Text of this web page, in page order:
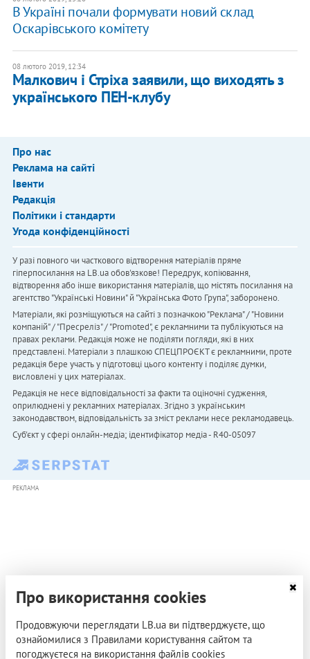
В Україні почали формувати новий склад
Оскарівського комітету
08 лютого 2019, 12:34
Малкович і Стріха заявили, що виходять з
українського ПЕН-клубу
Про нас
Реклама на сайті
Івенти
Редакція
Політики і стандарти
Угода конфіденційності
У разі повного чи часткового відтворення матеріалів пряме
гіперпосилання на LB.ua обов'язкове! Передрук, копіювання,
відтворення або інше використання матеріалів, що містять посилання на
агентство "Українськi Новини" й "Українська Фото Група", заборонено.
Матеріали, які розміщуються на сайті з позначкою "Реклама" / "Новини
компаній" / "Пресреліз" / "Promoted", є рекламними та публікуються на
правах реклами. Редакція може не поділяти погляди, які в них
представлені. Матеріали з плашкою СПЕЦПРОЄКТ є рекламними, проте
редакція бере участь у підготовці цього контенту і поділяє думки,
висловлені у цих матеріалах.
Редакція не несе відповідальності за факти та оціночні судження,
оприлюднені у рекламних матеріалах. Згідно з українським
законодавством, відповідальність за зміст реклами несе рекламодавець.
Cуб'єкт у сфері онлайн-медіа; ідентифікатор медіа - R40-05097
РЕКЛАМА
Про використання cookies
Продовжуючи переглядати LB.ua ви підтверджуєте, що
ознайомилися з Правилами користування сайтом та
погоджуєтеся на використання файлів cookies